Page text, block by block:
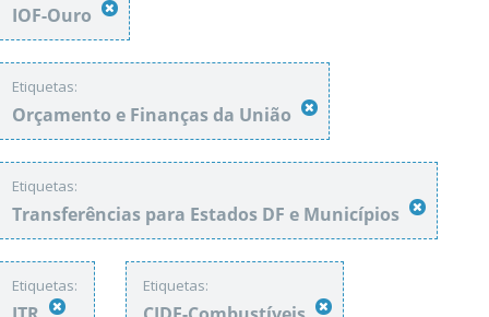
IOF-Ouro
Etiquetas:
Orçamento e Finanças da União
Etiquetas:
Transferências para Estados DF e Municípios
Etiquetas: Etiquetas: